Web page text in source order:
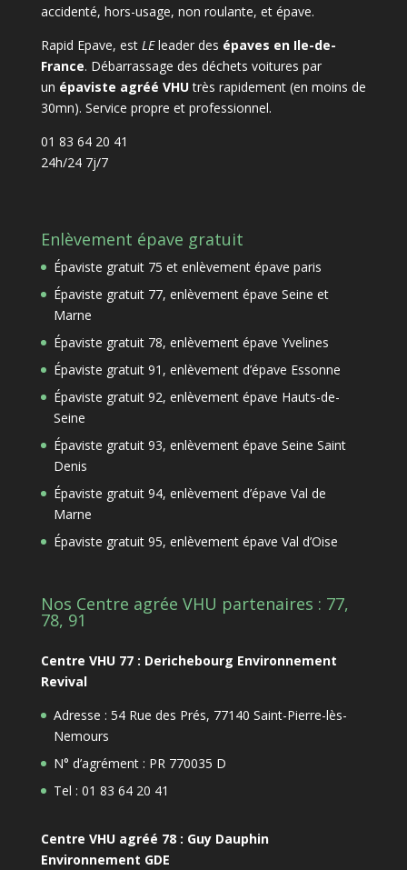
accidenté, hors-usage, non roulante, et épave.
Rapid Epave, est LEleader des épaves en Ile-de-
France. Débarrassage des déchets voitures par
un épaviste agréé VHUtrès rapidement (en moins de
30mn). Service propre et professionnel.
01 83 64 20 41
24h/24 7j/7
Enlèvement épave gratuit
Épaviste gratuit 75 et enlèvement épave paris
Épaviste gratuit 77, enlèvement épave Seine et
Marne
Épaviste gratuit 78, enlèvement épave Yvelines
Épaviste gratuit 91, enlèvement d’épave Essonne
Épaviste gratuit 92, enlèvement épave Hauts-de-
Seine
Épaviste gratuit 93, enlèvement épave Seine Saint
Denis
Épaviste gratuit 94, enlèvement d’épave Val de
Marne
Épaviste gratuit 95, enlèvement épave Val d’Oise
Nos Centre agrée VHU partenaires : 77,
78, 91
Centre VHU 77 : Derichebourg Environnement
Revival
Adresse : 54 Rue des Prés, 77140 Saint-Pierre-lès-
Nemours
N° d’agrément : PR 770035 D
Tel : 01 83 64 20 41
Centre VHU agréé 78 : Guy Dauphin
Environnement GDE